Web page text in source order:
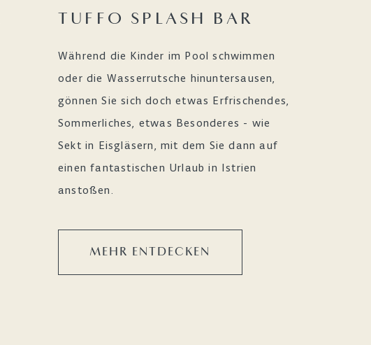
TUFFO SPLASH BAR
Während die Kinder im Pool schwimmen
oder die Wasserrutsche hinuntersausen,
gönnen Sie sich doch etwas Erfrischendes,
Sommerliches, etwas Besonderes - wie
Sekt in Eisgläsern, mit dem Sie dann auf
einen fantastischen Urlaub in Istrien
anstoßen.
MEHR ENTDECKEN